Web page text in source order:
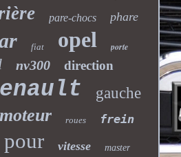
pare-chocs phare
fiat opel porte
nv300 direction
gauche
moteur roues frein
pour vitesse master